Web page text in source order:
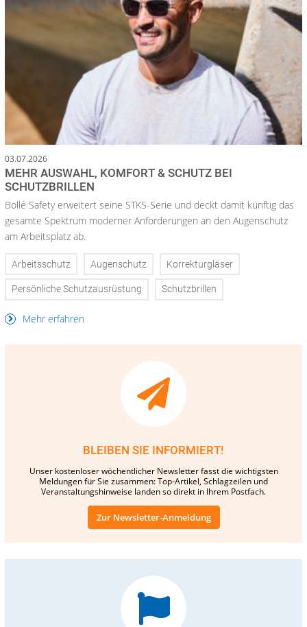
03.07.2026
MEHR AUSWAHL, KOMFORT & SCHUTZ BEI
SCHUTZBRILLEN
Bollé Safety erweitert seine STKS-Serie und deckt damit künftig das
gesamte Spektrum moderner Anforderungen an den Augenschutz
am Arbeitsplatz ab.
Arbeitsschutz Augenschutz Korrekturgläser
Persönliche Schutzausrüstung Schutzbrillen
Mehr erfahren
BLEIBEN SIE INFORMIERT!
Unser kostenloser wöchentlicher Newsletter fasst die wichtigsten
Meldungen für Sie zusammen: Top-Artikel, Schlagzeilen und
Veranstaltungshinweise landen so direkt in Ihrem Postfach.
Zur Newsletter-Anmeldung